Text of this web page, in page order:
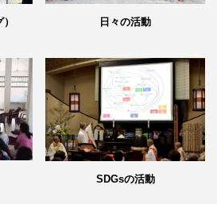
日々の活動
SDGsの活動